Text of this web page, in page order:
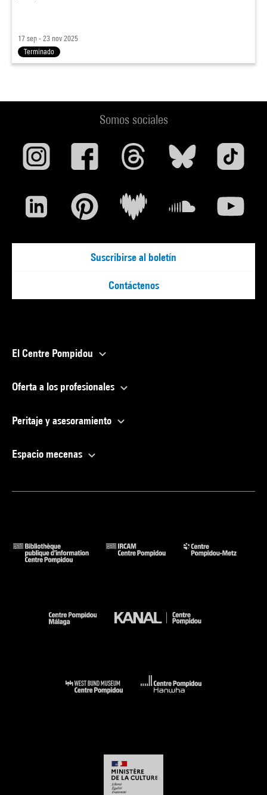
17 sep - 23 nov 2025
Terminado
Somos sociales
Suscribirse al boletín
Contáctenos
El Centre Pompidou
Oferta a los profesionales
Peritaje y asesoramiento
Espacio mecenas